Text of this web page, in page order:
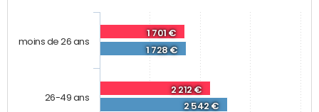
1 701 €
2 212 €
1 728 €
2 542 €
moins de 26 ans
26-49 ans